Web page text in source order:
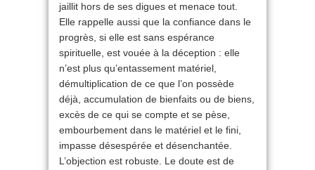
jaillit hors de ses digues et menace tout.
Elle rappelle aussi que la confiance dans le
progrès, si elle est sans espérance
spirituelle, est vouée à la déception : elle
n’est plus qu’entassement matériel,
démultiplication de ce que l’on possède
déjà, accumulation de bienfaits ou de biens,
excès de ce qui se compte et se pèse,
embourbement dans le matériel et le fini,
impasse désespérée et désenchantée.
L’objection est robuste. Le doute est de